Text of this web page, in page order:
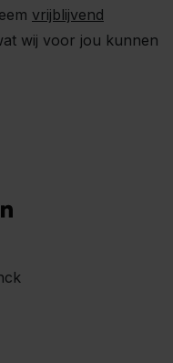
vrijblijvend
wij voor jou kunnen